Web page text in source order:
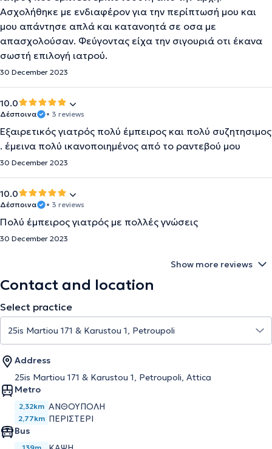
Ασχολήθηκε με ενδιαφέρον για την περίπτωσή μου και
μου απάντησε απλά και κατανοητά σε οσα με
απασχολούσαν. Φεύγοντας είχα την σιγουριά οτι έκανα
σωστή επιλογή ιατρού.
30 December 2023
10.0
Δέσποινα • 3 reviews
Εξαιρετικός γιατρός πολύ έμπειρος και πολύ συζητησιμος
. έμεινα πολύ ικανοποιημένος από το ραντεβού μου
30 December 2023
10.0
Δέσποινα • 3 reviews
Πολύ έμπειρος γιατρός με πολλές γνώσεις
30 December 2023
Show more reviews
Contact and location
Select practice
Address
25is Martiou 171 & Karustou 1, Petroupoli, Attica
Metro
2,32km ΑΝΘΟΥΠΟΛΗ
2,77km ΠΕΡΙΣΤΕΡΙ
Bus